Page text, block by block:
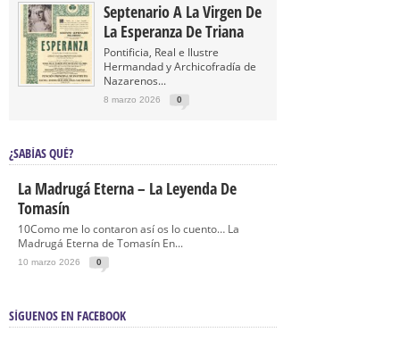
Septenario A La Virgen De
La Esperanza De Triana
Pontificia, Real e Ilustre
Hermandad y Archicofradía de
Nazarenos...
8 marzo 2026 0
¿SABÍAS QUÉ?
La Madrugá Eterna – La Leyenda De
Tomasín
10Como me lo contaron así os lo cuento… La
Madrugá Eterna de Tomasín En...
10 marzo 2026 0
SÍGUENOS EN FACEBOOK